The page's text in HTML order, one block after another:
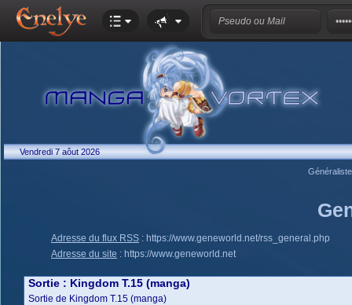
Vendredi 7 aôut 2026
Adresse du flux RSS : https://www.geneworld.net/rss_general.php
Adresse du site : https://www.geneworld.net
Sortie : Kingdom T.15 (manga)
Sortie de Kingdom T.15 (manga)